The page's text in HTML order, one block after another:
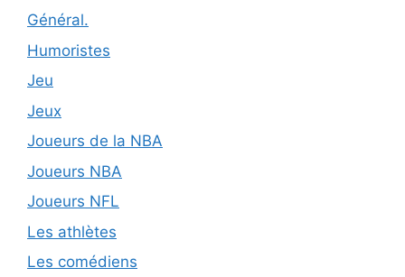
Général.
Humoristes
Jeu
Jeux
Joueurs de la NBA
Joueurs NBA
Joueurs NFL
Les athlètes
Les comédiens